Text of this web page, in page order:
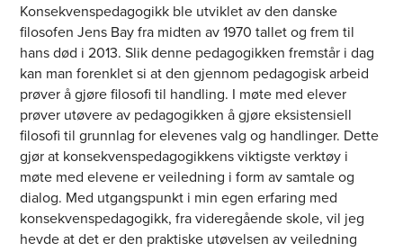
Konsekvenspedagogikk ble utviklet av den danske
filosofen Jens Bay fra midten av 1970 tallet og frem til
hans død i 2013. Slik denne pedagogikken fremstår i dag
kan man forenklet si at den gjennom pedagogisk arbeid
prøver å gjøre filosofi til handling. I møte med elever
prøver utøvere av pedagogikken å gjøre eksistensiell
filosofi til grunnlag for elevenes valg og handlinger. Dette
gjør at konsekvenspedagogikkens viktigste verktøy i
møte med elevene er veiledning i form av samtale og
dialog. Med utgangspunkt i min egen erfaring med
konsekvenspedagogikk, fra videregående skole, vil jeg
hevde at det er den praktiske utøvelsen av veiledning